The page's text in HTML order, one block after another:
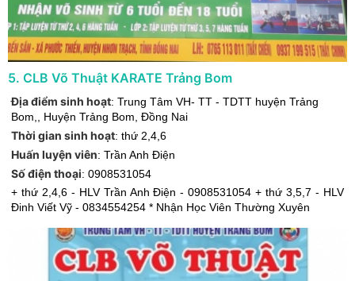
5. CLB Võ Thuật KARATE Trảng Bom
Địa điểm sinh hoạt: Trung Tâm VH- TT - TDTT huyện Trảng
Bom,
Huyện Trảng Bom Đồng Nai
Thời gian sinh hoạt: thứ 2,4,6
Huấn luyện viên: Trần Anh Điện
Số điện thoại: 0908531054
+ thứ 2,4,6 - HLV Trần Anh Điện - 0908531054 + thứ 3,5,7 - HLV
Đinh Viết Vỹ - 0834554254 * Nhận Học Viên Thường Xuyên